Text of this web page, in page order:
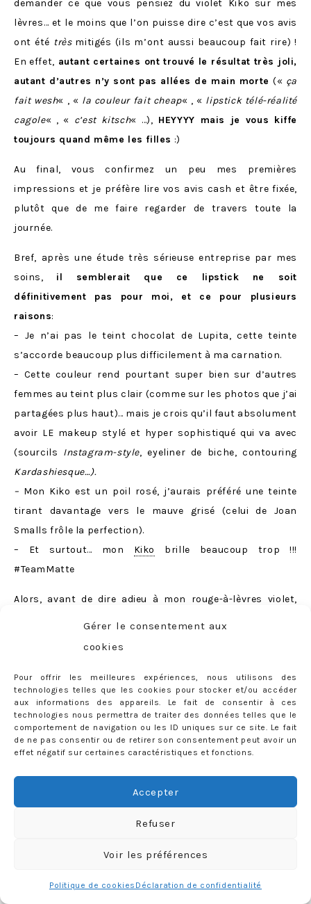
Gérer le consentement aux
cookies
Pour offrir les meilleures expériences, nous utilisons des
technologies telles que les cookies pour stocker et/ou accéder
aux informations des appareils. Le fait de consentir à ces
technologies nous permettra de traiter des données telles que le
comportement de navigation ou les ID uniques sur ce site. Le fait
de ne pas consentir ou de retirer son consentement peut avoir un
effet négatif sur certaines caractéristiques et fonctions.
Accepter
Refuser
Voir les préférences
Politique de cookies Déclaration de confidentialité
demander ce que vous pensiez du violet Kiko sur mes
lèvres… et le moins que l’on puisse dire c’est que vos avis
ont été trèsmitigés (ils m’ont aussi beaucoup fait rire) !
En effet, autant certaines ont trouvé le résultat très joli,
autant d’autres n’y sont pas allées de main morte(« ça
fait wesh« , « la couleur fait cheap« , « lipstick télé-réalité
cagole« , « c’est kitsch« …), HEYYYY mais je vous kiffe
toujours quand même les filles :)
Au final, vous confirmez un peu mes premières
impressions et je préfère lire vos avis cash et être fixée,
plutôt que de me faire regarder de travers toute la
journée.
Bref, après une étude très sérieuse entreprise par mes
soins, il semblerait que ce lipstick ne soit
définitivement pas pour moi, et ce pour plusieurs
raisons:
– Je n’ai pas le teint chocolat de Lupita, cette teinte
s’accorde beaucoup plus difficilement à ma carnation.
– Cette couleur rend pourtant super bien sur d’autres
femmes au teint plus clair (comme sur les photos que j’ai
partagées plus haut)… mais je crois qu’il faut absolument
avoir LE makeup stylé et hyper sophistiqué qui va avec
(sourcils Instagram-style, eyeliner de biche, contouring
Kardashiesque…).
– Mon Kiko est un poil rosé, j’aurais préféré une teinte
tirant davantage vers le mauve grisé (celui de Joan
Smalls frôle la perfection).
– Et surtout… mon Kiko
brille beaucoup trop !!!
#TeamMatte
Alors, avant de dire adieu à mon rouge-à-lèvres violet,